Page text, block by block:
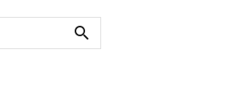
search